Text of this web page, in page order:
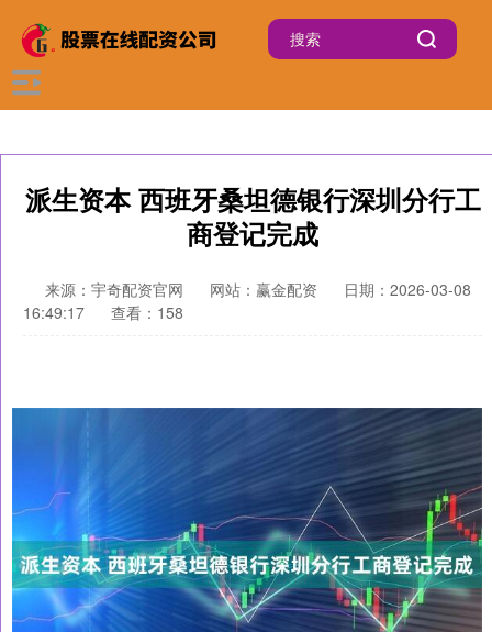
派生资本 西班牙桑坦德银行深圳分行工
商登记完成
来源：宇奇配资官网 网站：赢金配资
日期：2026-03-08
16:49:17
查看：158